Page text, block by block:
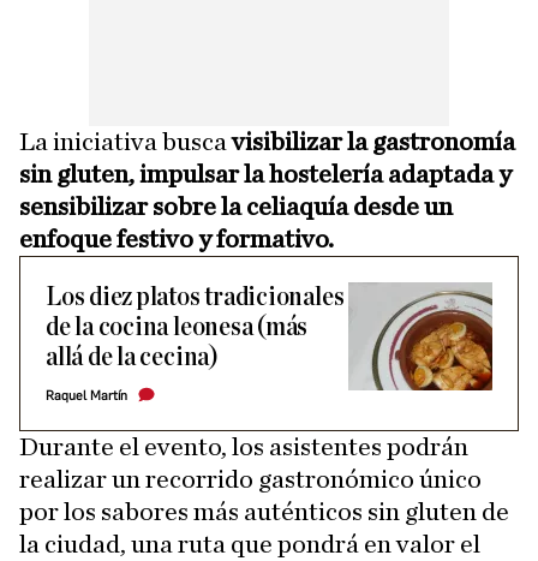
La iniciativa buscavisibilizar la gastronomía
sin gluten, impulsar la hostelería adaptada y
sensibilizar sobre la celiaquía desde un
enfoque festivo y formativo.
Los diez platos tradicionales
de la cocina leonesa (más
allá de la cecina)
Raquel Martín
Durante el evento, los asistentes podrán
realizar un recorrido gastronómico único
por los sabores más auténticos sin gluten de
la ciudad, una ruta que pondrá en valor el